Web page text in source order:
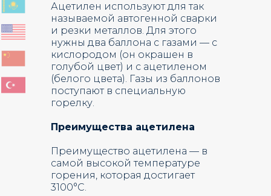
Ацетилен используют для так
называемой автогенной сварки
и резки металлов. Для этого
нужны два баллона с газами — с
кислородом (он окрашен в
голубой цвет) и с ацетиленом
(белого цвета). Газы из баллонов
поступают в специальную
горелку.
Преимущества ацетилена
Преимущество ацетилена — в
самой высокой температуре
горения, которая достигает
3100°С.